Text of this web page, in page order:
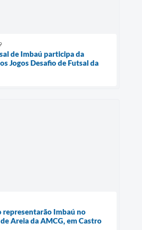
de Imbaú participa da
Jogos Desafio de Futsal da
representarão Imbaú no
Areia da AMCG, em Castro